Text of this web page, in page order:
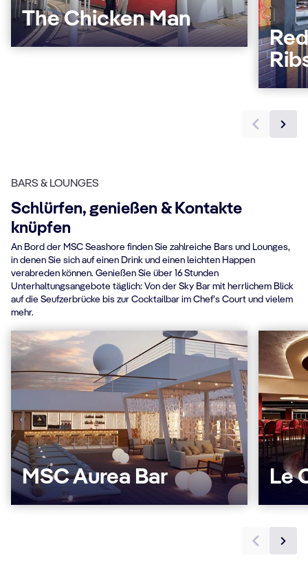
The Chicken Man
BARS & LOUNGES
Schlürfen, genießen & Kontakte
knüpfen
An Bord der MSC Seashore finden Sie zahlreiche Bars und Lounges,
in denen Sie sich auf einen Drink und einen leichten Happen
verabreden können. Genießen Sie über 16 Stunden
Unterhaltungsangebote täglich: Von der Sky Bar mit herrlichem Blick
auf die Seufzerbrücke bis zur Cocktailbar im Chef’s Court und vielem
mehr.
MSC Aurea Bar Le